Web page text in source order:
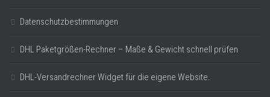
Datenschutzbestimmungen
DHL Paketgrößen-Rechner – Maße & Gewicht schnell prüfen
DHL-Versandrechner Widget für die eigene Website.